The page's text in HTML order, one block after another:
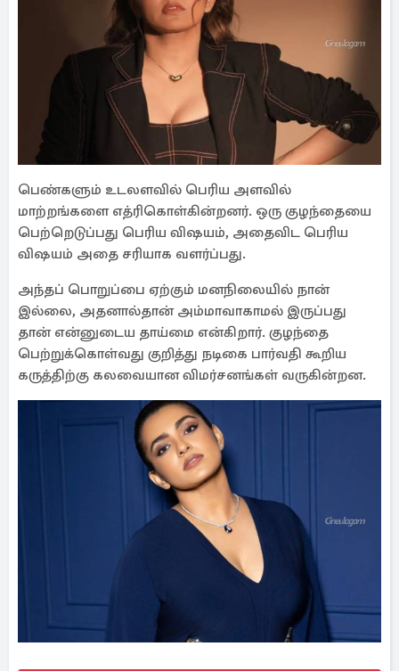
பெண்களும் உடலளவில் பெரிய அளவில்
மாற்றங்களை எத்ரிகொள்கின்றனர். ஒரு குழந்தையை
பெற்றெடுப்பது பெரிய விஷயம், அதைவிட பெரிய
விஷயம் அதை சரியாக வளர்ப்பது.
அந்தப் பொறுப்பை ஏற்கும் மனநிலையில் நான்
இல்லை, அதனால்தான் அம்மாவாகாமல் இருப்பது
தான் என்னுடைய தாய்மை என்கிறார். குழந்தை
பெற்றுக்கொள்வது குறித்து நடிகை பார்வதி கூறிய
கருத்திற்கு கலவையான விமர்சனங்கள் வருகின்றன.